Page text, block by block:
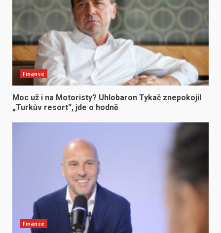
Finance
Moc už i na Motoristy? Uhlobaron Tykač znepokojil
„Turkův resort“, jde o hodně
Finance